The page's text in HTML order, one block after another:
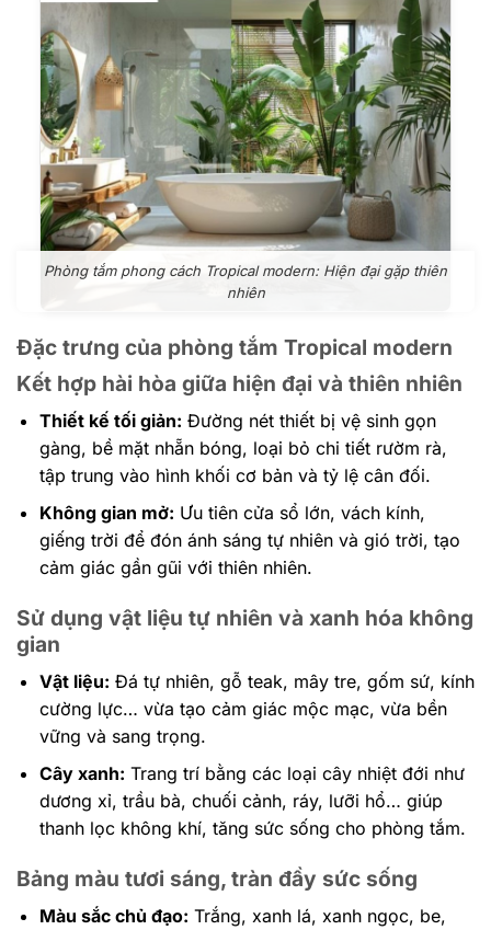
Phòng tắm phong cách Tropical modern: Hiện đại gặp thiên
nhiên
Đặc trưng của phòng tắm Tropical modern
Kết hợp hài hòa giữa hiện đại và thiên nhiên
Thiết kế tối giản: Đường nét thiết bị vệ sinh gọn
gàng, bề mặt nhẵn bóng, loại bỏ chi tiết rườm rà,
tập trung vào hình khối cơ bản và tỷ lệ cân đối.
Không gian mở: Ưu tiên cửa sổ lớn, vách kính,
giếng trời để đón ánh sáng tự nhiên và gió trời, tạo
cảm giác gần gũi với thiên nhiên.
Sử dụng vật liệu tự nhiên và xanh hóa không
gian
Vật liệu: Đá tự nhiên, gỗ teak, mây tre, gốm sứ, kính
cường lực… vừa tạo cảm giác mộc mạc, vừa bền
vững và sang trọng.
Cây xanh: Trang trí bằng các loại cây nhiệt đới như
dương xỉ, trầu bà, chuối cảnh, ráy, lưỡi hổ… giúp
thanh lọc không khí, tăng sức sống cho phòng tắm.
Bảng màu tươi sáng, tràn đầy sức sống
Màu sắc chủ đạo: Trắng, xanh lá, xanh ngọc, be,